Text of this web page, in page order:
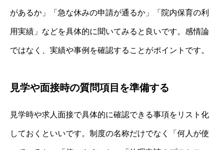
があるか」「急な休みの申請が通るか」「院内保育の利
用実績」などを具体的に聞いてみると良いです。感情論
ではなく、実績や事例を確認することがポイントです。
見学や面接時の質問項目を準備する
見学時や求人面接で具体的に確認できる事項をリスト化
しておくといいです。制度の名称だけでなく「何人が使